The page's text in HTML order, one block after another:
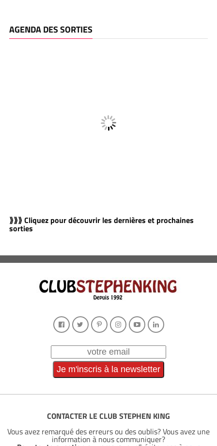
AGENDA DES SORTIES
⟫⟫⟫ Cliquez pour découvrir les dernières et prochaines
sorties
CONTACTER LE CLUB STEPHEN KING
Vous avez remarqué des erreurs ou des oublis? Vous avez une
information à nous communiquer?